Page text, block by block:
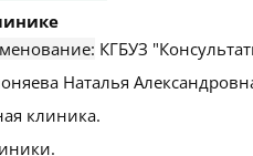
КГБУЗ
Наталья
клиника.